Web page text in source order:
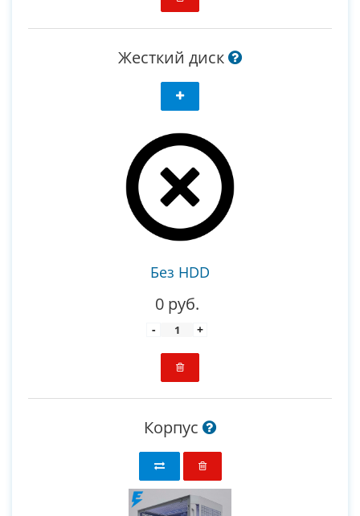
Жесткий диск
Без HDD
0 руб.
- +
Корпус